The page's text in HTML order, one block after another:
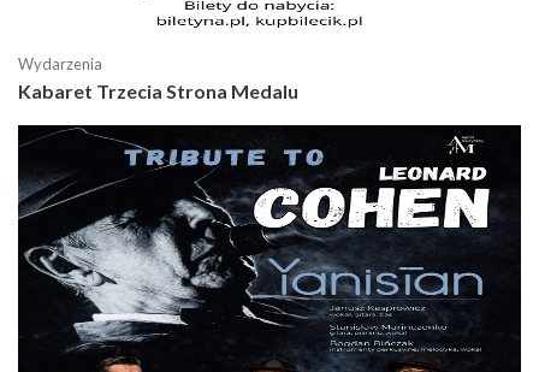
Wydarzenia
Kabaret Trzecia Strona Medalu